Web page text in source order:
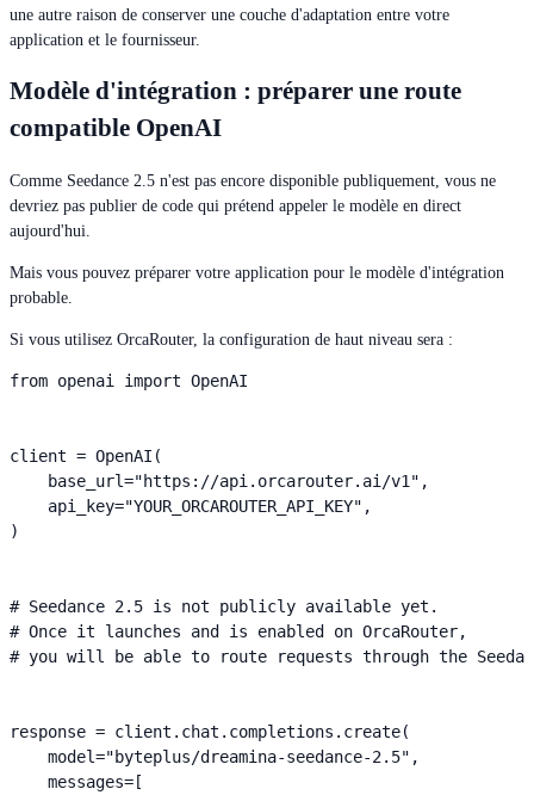
une autre raison de conserver une couche d'adaptation entre votre
application et le fournisseur.
Modèle d'intégration : préparer une route
compatible OpenAI
Comme Seedance 2.5 n'est pas encore disponible publiquement, vous ne
devriez pas publier de code qui prétend appeler le modèle en direct
aujourd'hui.
Mais vous pouvez préparer votre application pour le modèle d'intégration
probable.
Si vous utilisez OrcaRouter, la configuration de haut niveau sera :
from openai import OpenAI
client = OpenAI(
    base_url="https://api.orcarouter.ai/v1",
    api_key="YOUR_ORCAROUTER_API_KEY",
)
# Seedance 2.5 is not publicly available yet.
# Once it launches and is enabled on OrcaRouter,
# you will be able to route requests through the
response = client.chat.completions.create(
    model="byteplus/dreamina-seedance-2.5",
    messages=[